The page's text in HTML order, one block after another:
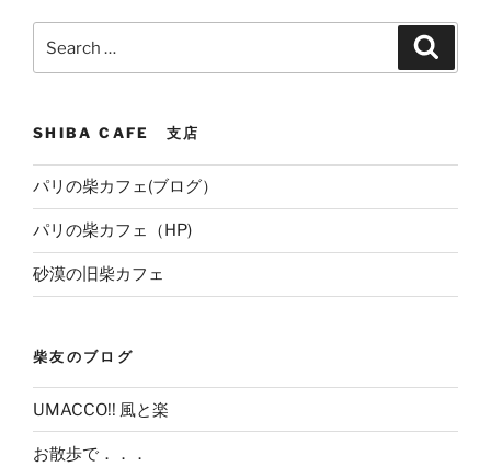
for:
SHIBA CAFE 支店
パリの柴カフェ(ブログ）
パリの柴カフェ（HP)
砂漠の旧柴カフェ
柴友のブログ
UMACCO!! 風と楽
お散歩で．．．